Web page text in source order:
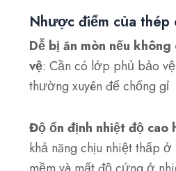
Nhược điểm của thép
Dễ bị ăn mòn nếu
vệ: Cần có lớp phủ bảo
thường xuyên để chống gỉ
Độ ổn định nhiệt độ cao
khả năng chịu nhiệt thấp